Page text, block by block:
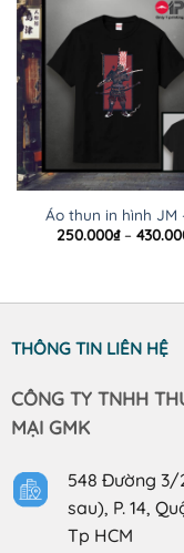
Áo thun in hình JM
250.000₫ –
THÔNG TIN LIÊN HỆ
CÔNG TY TNHH
MẠI GMK
548 Đường
sau), P. 14,
Tp HCM